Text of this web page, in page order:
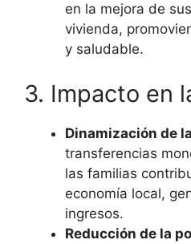
en la mejora de
vivienda,
y saludable.
3. Impacto en
Dinamización de
transferencias
las familias
economía local,
ingresos.
Reducción de la